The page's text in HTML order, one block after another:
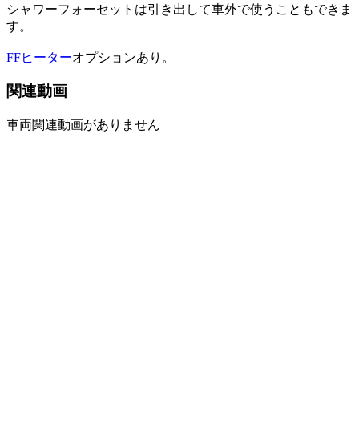
シャワーフォーセットは引き出して車外で使うこともできま
す。
FFヒーターオプションあり。
関連動画
車両関連動画がありません